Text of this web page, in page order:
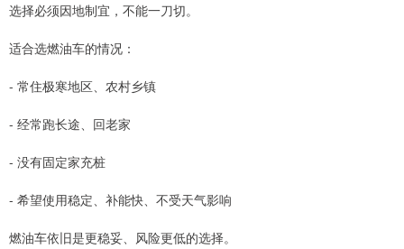
选择必须因地制宜，不能一刀切。
适合选燃油车的情况：
- 常住极寒地区、农村乡镇
- 经常跑长途、回老家
- 没有固定家充桩
- 希望使用稳定、补能快、不受天气影响
燃油车依旧是更稳妥、风险更低的选择。